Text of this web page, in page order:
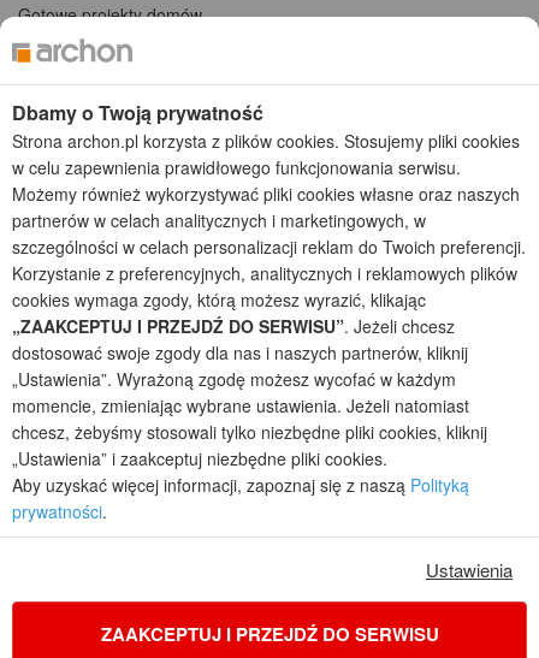
Gotowe projekty domów
Projekty domów tanich w budowie
Projekty domów szeregowych
Projekty małych domów (do 150 m2)
Projekty domów wielorodzinnych
Projekty domów bliźniaczych
Projekty domów nowoczesnych
Projekty domów parterowych
2026 © ARCHON+ Biuro Projektów - Tradycyjne i nowoczesne gotowe
projekty domów - autorska pracownia architektoniczna założona w 1990r.
przez arch. Barbarę Mendel
Z uwagi na ciągłe doskonalenie procesu powstawania projektów (zgodnie z
normą ISO 9001), prezentowane na stronie projekty domów mogą
nieznacznie różnić się od dokumentacji technicznej.
Informujemy, iż w celu optymalizacji treści dostępnych w naszym sklepie,
dostosowania ich do Państwa indywidualnych potrzeb korzystamy z
informacji zapisanych za pomocą plików cookies na urządzeniach
końcowych użytkowników. Pliki cookies użytkownik może kontrolować za
pomocą ustawień swojej przeglądarki internetowej. Dalsze korzystanie z
naszego serwisu internetowego, bez zmiany ustawień przeglądarki
internetowej oznacza, iż użytkownik akceptuje stosowanie plików cookies.
Dbamy o Twoją prywatność
Strona archon.pl korzysta z plików cookies. Stosujemy pliki cookies
w celu zapewnienia prawidłowego funkcjonowania serwisu.
Możemy również wykorzystywać pliki cookies własne oraz naszych
partnerów w celach analitycznych i marketingowych, w
szczególności w celach personalizacji reklam do Twoich preferencji.
Korzystanie z preferencyjnych, analitycznych i reklamowych plików
cookies wymaga zgody, którą możesz wyrazić, klikając
„ZAAKCEPTUJ I PRZEJDŹ DO SERWISU”. Jeżeli chcesz
dostosować swoje zgody dla nas i naszych partnerów, kliknij
„Ustawienia”. Wyrażoną zgodę możesz wycofać w każdym
momencie, zmieniając wybrane ustawienia. Jeżeli natomiast
chcesz, żebyśmy stosowali tylko niezbędne pliki cookies, kliknij
„Ustawienia” i zaakceptuj niezbędne pliki cookies.
Aby uzyskać więcej informacji, zapoznaj się z naszą Polityką
prywatności.
Ustawienia
ZAAKCEPTUJ I PRZEJDŹ DO SERWISU